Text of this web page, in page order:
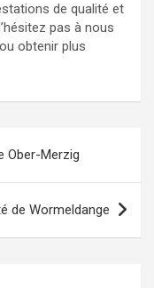
de qualité et
pas à nous
obtenir plus
Ober-Merzig
de Wormeldange